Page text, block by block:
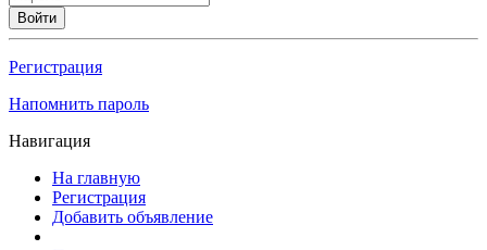
Войти
Регистрация
Напомнить пароль
Навигация
На главную
Регистрация
Добавить объявление